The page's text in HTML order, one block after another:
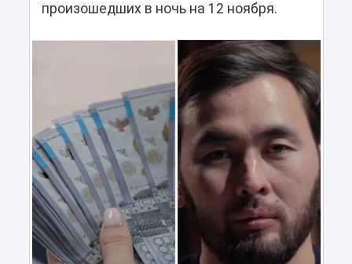
произошедших в ночь на 12 ноября.